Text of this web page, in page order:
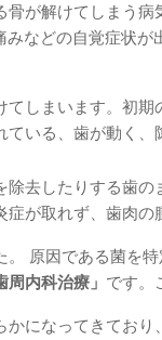
が解けてしまう病
などの自覚症状
しまいます。初
いる、歯が動く
除去したりする歯
が取れず、歯肉
原因である菌を
周内科治療」 です。
になってきてお